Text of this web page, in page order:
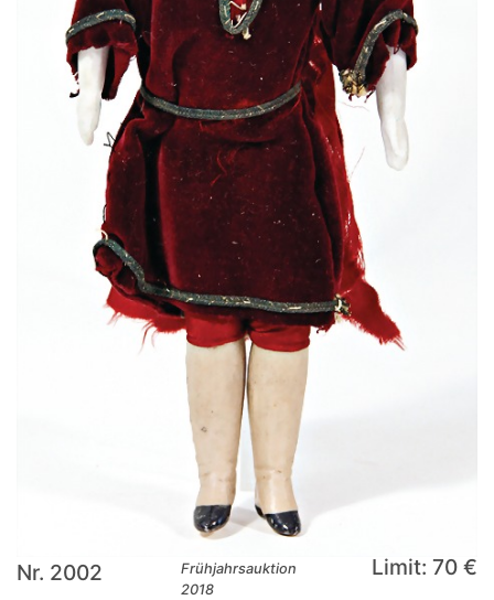
Nr. 2002
Frühjahrsauktion
2018
Limit: 70 €